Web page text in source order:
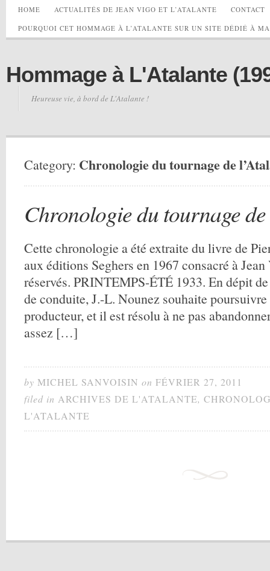
HOME ACTUALITÉS DE JEAN VIGO ET L’ATALANTE CONTACT
POURQUOI CET HOMMAGE À L’ATALANTE SUR UN SITE DÉDIÉ À
Hommage à L'Atalante
Heureuse vie, à bord de L'Atalante !
Category: Chronologie du tournage de
Chronologie du tournage de
Cette chronologie a été extraite du livre de
aux éditions Seghers en 1967 consacré à
réservés. PRINTEMPS-ÉTÉ 1933. En dépit
de conduite, J.-L. Nou­nez souhaite
producteur, et il est résolu à ne pas
assez […]
by MICHEL SANVOISIN on FÉVRIER 27, 2011
filed in ARCHIVES DE L'ATALANTE,
L'ATALANTE